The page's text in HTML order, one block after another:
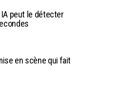
peut le détecter
en scène qui fait